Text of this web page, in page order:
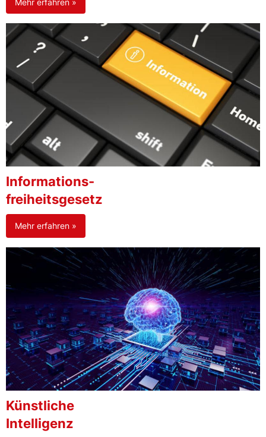
Informations-
freiheitsgesetz
Mehr erfahren »
Künstliche
Intelligenz